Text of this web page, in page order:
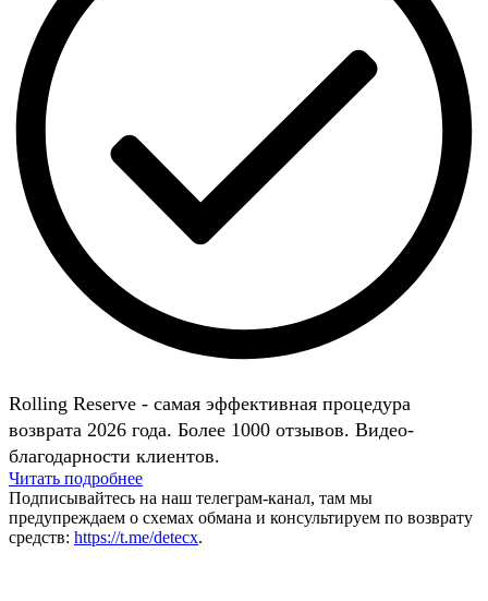
Rolling Reserve - самая эффективная процедура
возврата 2026 года. Более 1000 отзывов. Видео-
благодарности клиентов.
Читать подробнее
Подписывайтесь на наш телеграм-канал, там мы
предупреждаем о схемах обмана и консультируем по возврату
средств: https://t.me/detecx.